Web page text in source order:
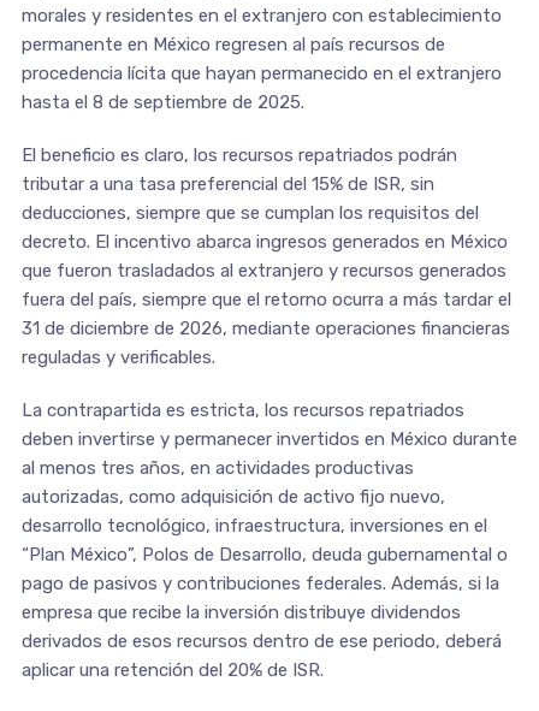
morales y residentes en el extranjero con establecimiento
permanente en México regresen al país recursos de
procedencia lícita que hayan permanecido en el extranjero
hasta el 8 de septiembre de 2025.
El beneficio es claro, los recursos repatriados podrán
tributar a una tasa preferencial del 15% de ISR, sin
deducciones, siempre que se cumplan los requisitos del
decreto. El incentivo abarca ingresos generados en México
que fueron trasladados al extranjero y recursos generados
fuera del país, siempre que el retorno ocurra a más tardar el
31 de diciembre de 2026, mediante operaciones financieras
reguladas y verificables.
La contrapartida es estricta, los recursos repatriados
deben invertirse y permanecer invertidos en México durante
al menos tres años, en actividades productivas
autorizadas, como adquisición de activo fijo nuevo,
desarrollo tecnológico, infraestructura, inversiones en el
“Plan México”, Polos de Desarrollo, deuda gubernamental o
pago de pasivos y contribuciones federales. Además, si la
empresa que recibe la inversión distribuye dividendos
derivados de esos recursos dentro de ese periodo, deberá
aplicar una retención del 20% de ISR.